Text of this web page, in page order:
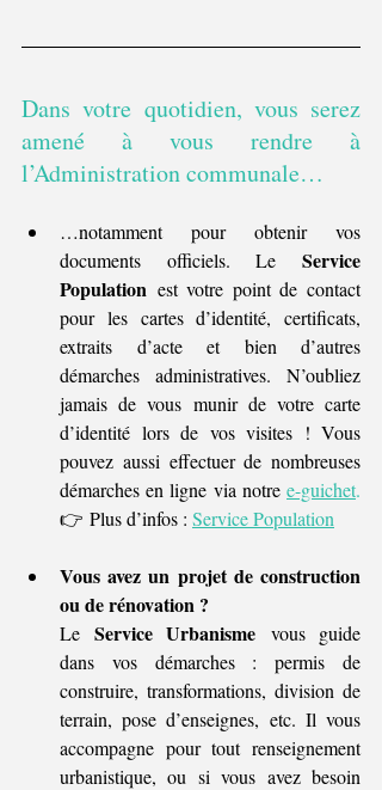
Dans votre quotidien, vous serez
amené à vous rendre à
l’Administration communale…
…notamment pour obtenir vos
documents officiels. Le Service
Population est votre point de contact
pour les cartes d’identité, certificats,
extraits d’acte et bien d’autres
démarches administratives. N’oubliez
jamais de vous munir de votre carte
d’identité lors de vos visites ! Vous
pouvez aussi effectuer de nombreuses
démarches en ligne via notre e-guichet.
👉 Plus d’infos : Service Population
Vous avez un projet de construction
ou de rénovation ?
Le Service Urbanisme vous guide
dans vos démarches : permis de
construire, transformations, division de
terrain, pose d’enseignes, etc. Il vous
accompagne pour tout renseignement
urbanistique, ou si vous avez besoin